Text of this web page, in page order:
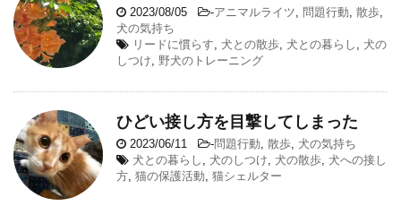
2023/08/05 -アニマルライツ 問題行動 散歩
犬の気持ち
リードに慣らす
犬との散歩 犬との暮らし
犬の
しつけ
野犬のトレーニング
ひどい接し方を目撃してしまった
2023/06/11 -問題行動 散歩 犬の気持ち
犬との暮らし
犬のしつけ 犬の散歩 犬への接し
方 猫の保護活動 猫シェルター